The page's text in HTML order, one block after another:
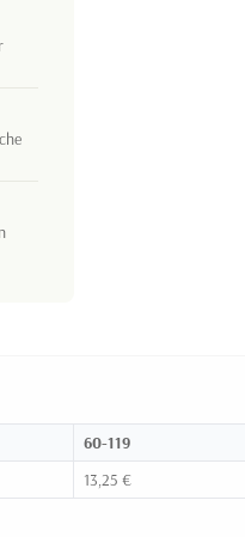
60-119
13,25 €